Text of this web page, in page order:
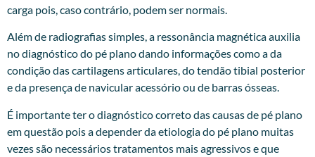
carga pois, caso contrário, podem ser normais.
Além de radiografias simples, a ressonância magnética auxilia
no diagnóstico do pé plano dando informações como a da
condição das cartilagens articulares, do tendão tibial posterior
e da presença de navicular acessório ou de barras ósseas.
É importante ter o diagnóstico correto das causas de pé plano
em questão pois a depender da etiologia do pé plano muitas
vezes são necessários tratamentos mais agressivos e que